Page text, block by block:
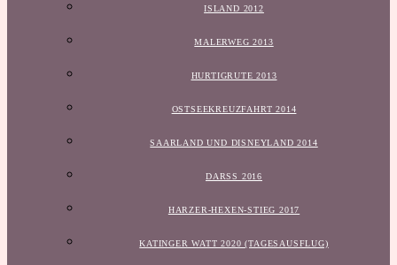
ISLAND 2012
MALERWEG 2013
HURTIGRUTE 2013
OSTSEEKREUZFAHRT 2014
SAARLAND UND DISNEYLAND 2014
DARSS 2016
HARZER-HEXEN-STIEG 2017
KATINGER WATT 2020 (TAGESAUSFLUG)